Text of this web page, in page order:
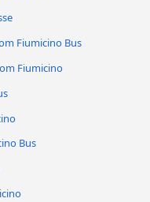
Fiumicino Bus
Fiumicino
Bus